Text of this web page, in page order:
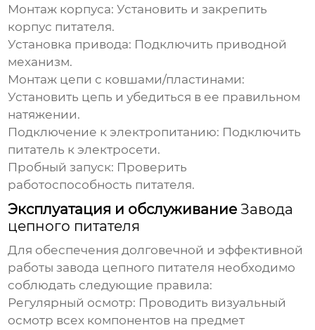
Монтаж корпуса: Установить и закрепить
корпус питателя.
Установка привода: Подключить приводной
механизм.
Монтаж цепи с ковшами/пластинами:
Установить цепь и убедиться в ее правильном
натяжении.
Подключение к электропитанию: Подключить
питатель к электросети.
Пробный запуск: Проверить
работоспособность питателя.
Эксплуатация и обслуживание Завода
цепного питателя
Для обеспечения долговечной и эффективной
работызавода цепного питателя необходимо
соблюдать следующие правила:
Регулярный осмотр: Проводить визуальный
осмотр всех компонентов на предмет